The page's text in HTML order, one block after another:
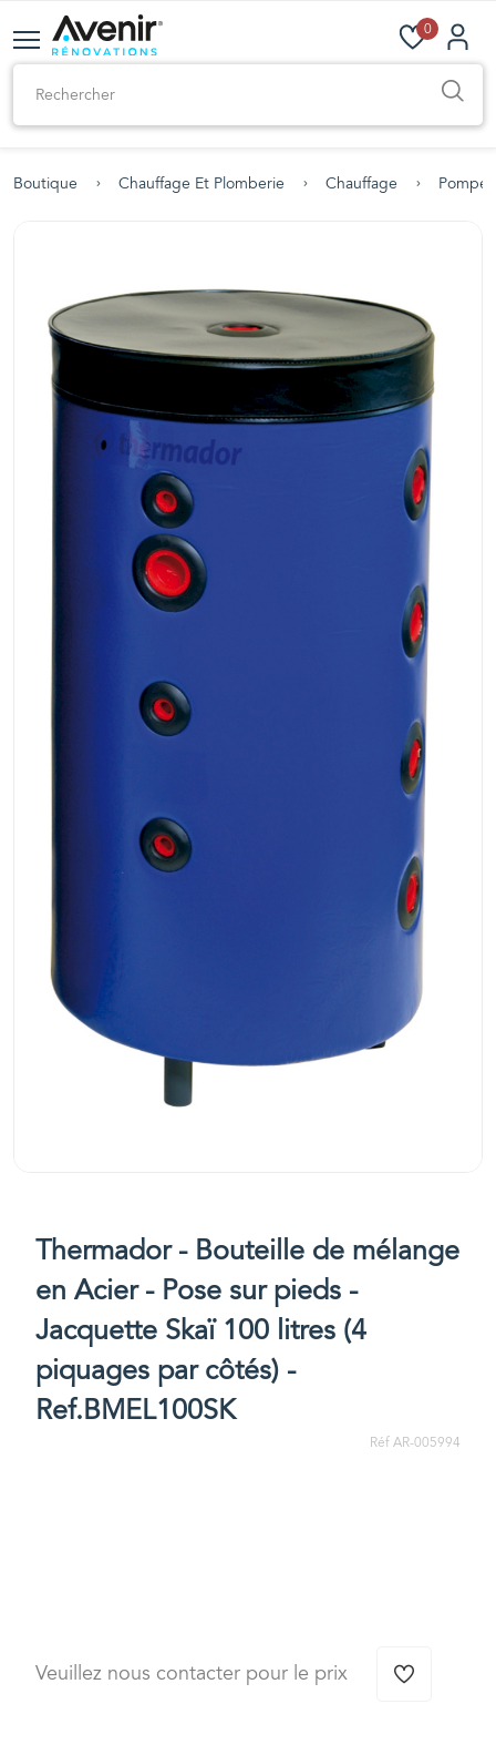
0
Boutique Chauffage Et Plomberie Chauffage Pompe
Thermador - Bouteille de mélange
en Acier - Pose sur pieds -
Jacquette Skaï 100 litres (4
piquages par côtés) -
Ref.BMEL100SK
Réf AR-005994
Veuillez nous contacter pour le prix